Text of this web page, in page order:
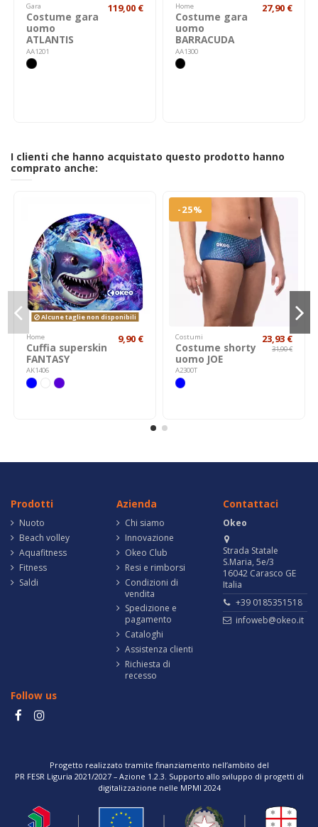
Gara
Costume gara
uomo
ATLANTIS
AA1201
119,00 € Home
Costume gara
uomo
BARRACUDA
AA1300
27,90 €
I clienti che hanno acquistato questo prodotto hanno
comprato anche:
Alcune taglie non disponibili
Home
Cuffia superskin
FANTASY
AK1406
9,90 €
-25%
Costumi
Costume shorty
uomo JOE
A2300T
23,93 €
31,90 €
Prodotti
Nuoto
Beach volley
Aquafitness
Fitness
Saldi
Azienda
Chi siamo
Innovazione
Okeo Club
Resi e rimborsi
Condizioni di
vendita
Spedizione e
pagamento
Cataloghi
Assistenza clienti
Richiesta di
recesso
Contattaci
Okeo
Strada Statale
S.Maria, 5e/3
16042 Carasco GE
Italia
+39 0185351518
infoweb@okeo.it
Follow us
Progetto realizzato tramite finanziamento nell’ambito del
PR FESR Liguria 2021/2027 – Azione 1.2.3. Supporto allo sviluppo di progetti di
digitalizzazione nelle MPMI 2024